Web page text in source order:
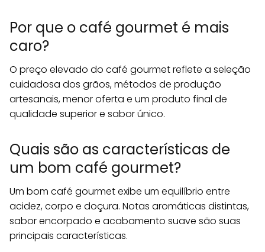
Por que o café gourmet é mais
caro?
O preço elevado do café gourmet reflete a seleção
cuidadosa dos grãos, métodos de produção
artesanais, menor oferta e um produto final de
qualidade superior e sabor único.
Quais são as características de
um bom café gourmet?
Um bom café gourmet exibe um equilíbrio entre
acidez, corpo e doçura. Notas aromáticas distintas,
sabor encorpado e acabamento suave são suas
principais características.